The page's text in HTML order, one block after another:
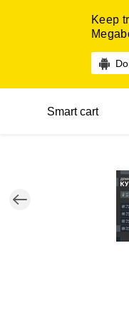
Keep
Smart cart